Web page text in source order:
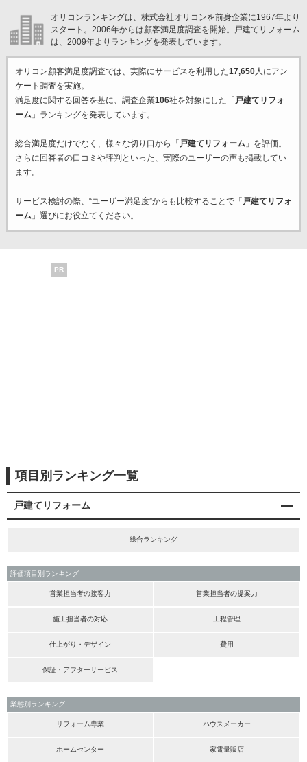
オリコンランキングは、株式会社オリコンを前身企業に1967年より
スタート。2006年からは顧客満足度調査を開始。戸建てリフォーム
は、2009年よりランキングを発表しています。
オリコン顧客満足度調査では、実際にサービスを利用した17,650人にアン
ケート調査を実施。
満足度に関する回答を基に、調査企業106社を対象にした「 戸建てリフォ
ーム」ランキングを発表しています。
総合満足度だけでなく、様々な切り口から「 戸建てリフォーム」を評価。
さらに回答者の口コミや評判といった、実際のユーザーの声も掲載してい
ます。
サービス検討の際、“ユーザー満足度”からも比較することで「 戸建てリフォ
ーム」選びにお役立てください。
PR
項目別ランキング一覧
戸建てリフォーム
総合ランキング
評価項目別ランキング
営業担当者の接客力 営業担当者の提案力
施工担当者の対応 工程管理
仕上がり・デザイン 費用
保証・アフターサービス
業態別ランキング
リフォーム専業 ハウスメーカー
ホームセンター 家電量販店